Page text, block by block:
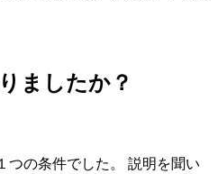
ましたか？
つの条件でした。 説明を聞い